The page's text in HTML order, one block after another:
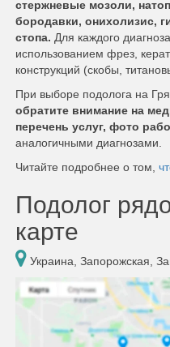
стержневые мозоли,
бородавки, онихолизис,
стопа. Для каждого
использованием фрез,
конструкций (скобы,
При выборе подолога на
обратите внимание на
перечень услуг, фото
аналогичными диагнозами.
Читайте подробнее о том,
Подолог
карте
Украина, Запорожская,